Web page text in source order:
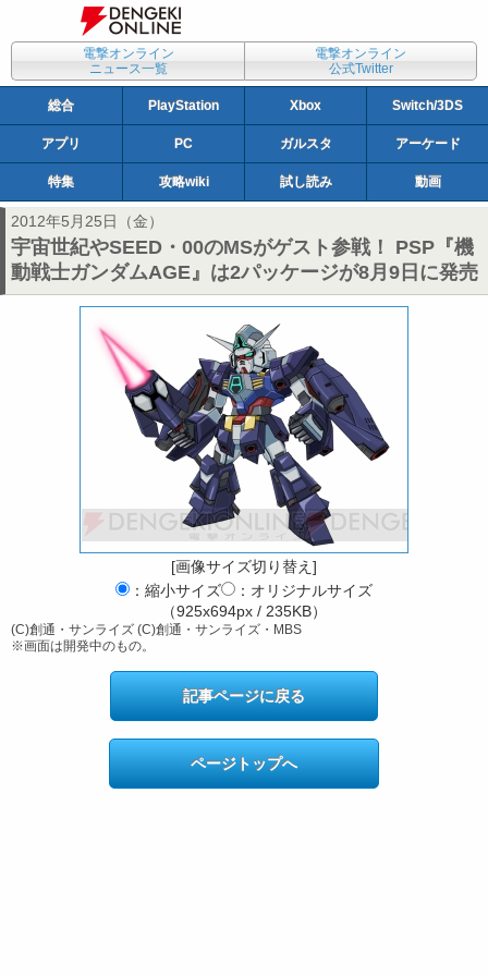
電撃オンライン
ニュース一覧
電撃オンライン
公式Twitter
総合 PlayStation Xbox Switch/3DS
アプリ PC ガルスタ アーケード
特集 攻略wiki 試し読み 動画
2012年5月25日（金）
宇宙世紀やSEED・00のMSがゲスト参戦！ PSP『機
動戦士ガンダムAGE』は2パッケージが8月9日に発売
[画像サイズ切り替え]
：縮小サイズ
：オリジナルサイズ
（925x694px / 235KB）
(C)創通・サンライズ (C)創通・サンライズ・MBS
※画面は開発中のもの。
記事ページに戻る
ページトップへ